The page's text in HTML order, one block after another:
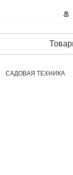
САДОВАЯ ТЕХНИКА